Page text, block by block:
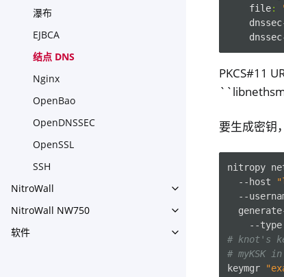
瀑布
EJBCA
结点 DNS
Nginx
OpenBao
OpenDNSSEC
OpenSSL
SSH
NitroWall
Toggle navigation of
NitroWall NW750
Toggle navigation of
软件
Toggle navigation of 软
file:
PKCS#11
要生成密钥
nitropy
--host
--
--type
# knot's
# myKSK
keymgr